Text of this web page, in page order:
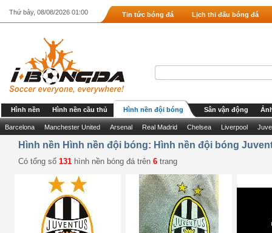
Thứ bảy, 08/08/2026 01:00 Tin tức bóng đá Lịch thi đấu bóng đá
Hình nền Hình nền cầu thủ Hình nền đội bóng Sân vận động
Barcelona Manchester United Arsenal Real Madrid Chelsea Liverpool
Hình nền Hình nền đội bóng: Hình nền đội bóng
Có tổng số 131 hình nền bóng đá trên 6 trang